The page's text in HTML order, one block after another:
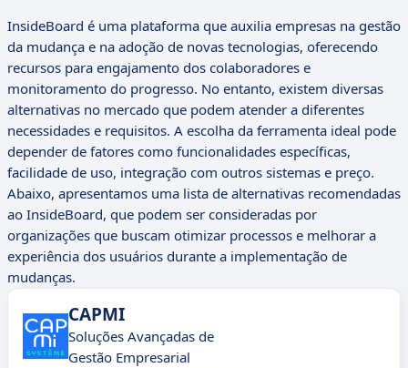
InsideBoard é uma plataforma que auxilia empresas na gestão
da mudança e na adoção de novas tecnologias, oferecendo
recursos para engajamento dos colaboradores e
monitoramento do progresso. No entanto, existem diversas
alternativas no mercado que podem atender a diferentes
necessidades e requisitos. A escolha da ferramenta ideal pode
depender de fatores como funcionalidades específicas,
facilidade de uso, integração com outros sistemas e preço.
Abaixo, apresentamos uma lista de alternativas recomendadas
ao InsideBoard, que podem ser consideradas por
organizações que buscam otimizar processos e melhorar a
experiência dos usuários durante a implementação de
mudanças.
CAPMI
Soluções Avançadas de
Gestão Empresarial